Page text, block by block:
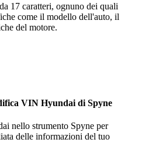
17 caratteri, ognuno dei quali
come il modello dell'auto, il
del motore.
VIN Hyundai di Spyne
nello strumento Spyne per
delle informazioni del tuo